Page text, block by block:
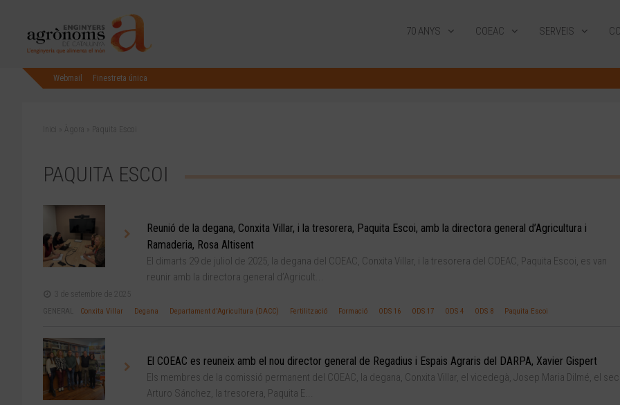
70 ANYS COEAC SERVEIS
Webmail Finestreta única
Inici Àgora Paquita Escoi
PAQUITA ESCOI
Reunió de la degana, Conxita Villar, i la tresorera, Paquita Escoi, amb la directora general d’Agricultura i
Ramaderia, Rosa Altisent
El dimarts 29 de juliol de 2025, la degana del COEAC, Conxita Villar, i la tresorera del COEAC, Paquita Escoi, es van
reunir amb la directora general d’Agricult...
3 de setembre de 2025
GENERAL Conxita Villar Degana Departament d'Agricultura (DACC) Fertilització Formació ODS 16 ODS 17 ODS 4 ODS 8 Paquita Escoi
El COEAC es reuneix amb el nou director general de Regadius i Espais Agraris del DARPA, Xavier Gispert
Els membres de la comissió permanent del COEAC, la degana, Conxita Villar, el vicedegà, Josep Maria Dilmé, el
Arturo Sánchez, la tresorera, Paquita E...